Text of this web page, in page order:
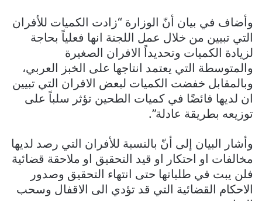
وأضاف في بيان أنّ الوزارة “زادت الكميات للأفران
التي تبيين من خلال عمل اللجنة انها فعلياً بحاجة
لزيادة الكميات وتحديداً الافران الصغيرة
والمتوسطة التي يعتمد انتاجها على الخبز العربي،
وبالمقابل خفضت الكميات لبعض الافران التي تبيين
ان لديها فائضًا في كميات الطحين تؤثر سلباً على
توزيعه بطريقة عادلة”.
وأشار البيان إلى أنّ بالنسبة للأفران التي رصد لديها
مخالفات او احتكار او قيد التحقيق او ملاحقة قضائية
فلن يبت في طلباتها حتى انتهاء التحقيق وصدور
الاحكام القضائية التي قد تؤدي الى الاقفال وسحب